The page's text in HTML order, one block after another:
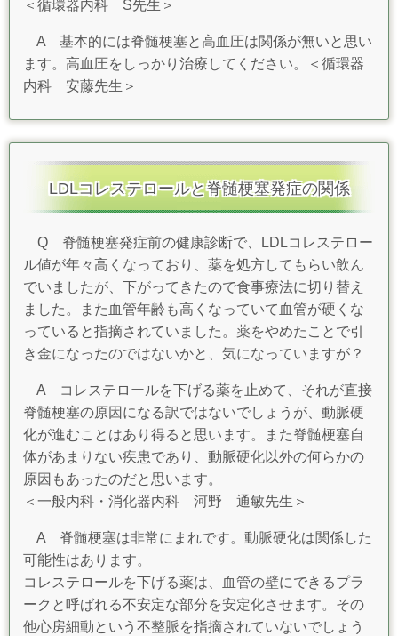
＜循環器内科 S先生＞
A 基本的には脊髄梗塞と高血圧は関係が無いと思い
ます。高血圧をしっかり治療してください。＜循環器
内科 安藤先生＞
LDLコレステロールと脊髄梗塞発症の関係
Q 脊髄梗塞発症前の健康診断で、LDLコレステロー
ル値が年々高くなっており、薬を処方してもらい飲ん
でいましたが、下がってきたので食事療法に切り替え
ました。また血管年齢も高くなっていて 血管が硬くな
っていると指摘されていました。 薬をやめたことで引
き金になったのではないかと、気になっていますが？
A コレステロールを下げる薬を止めて、それが直接
脊髄梗塞の原因になる訳ではないでしょうが、動脈硬
化が進むことはあり得ると思います。また脊髄梗塞自
体があまりない疾患であり、動脈硬化以外の何らかの
原因もあったのだと思います。
＜一般内科・消化器内科 河野 通敏先生＞
A 脊髄梗塞は非常にまれです。動脈硬化は関係した
可能性はあります。
コレステロールを下げる薬は、血管の壁にできるプラ
ークと呼ばれる不安定な部分を安定化させます。その
他心房細動という不整脈を指摘されていないでしょう